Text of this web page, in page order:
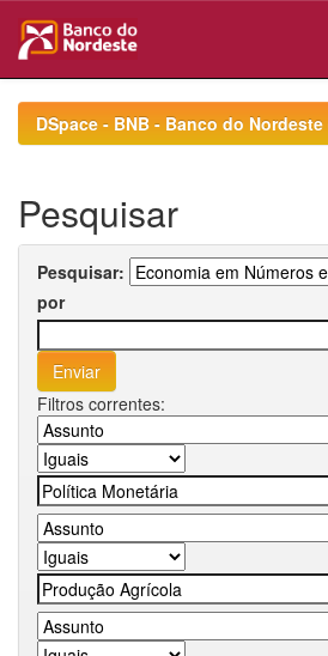
navigationDSpace - BNB - Banco do
Pesquisar
Pesquisar:
por
Filtros correntes: